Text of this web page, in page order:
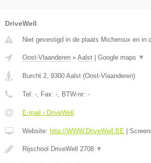
DriveWell
Niet gevestigd in de plaats Micheroux en in
Oost-Vlaanderen » Aalst Google maps ▼
Burcht 2, 9300 Aalst (Oost-Vlaanderen)
Tel: -, Fax: -, BTW-nr: -
E-mail › DriveWell
Website: http://WWW.DriveWell.BE
Rijschool DriveWell 2708 ▼